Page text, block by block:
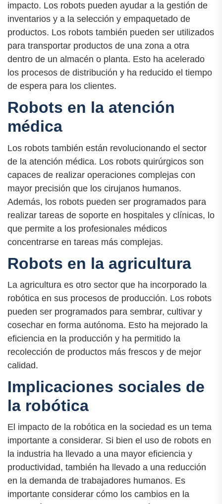
impacto. Los robots pueden ayudar a la gestión de
inventarios y a la selección y empaquetado de
productos. Los robots también pueden ser utilizados
para transportar productos de una zona a otra
dentro de un almacén o planta. Esto ha acelerado
los procesos de distribución y ha reducido el tiempo
de espera para los clientes.
Robots en la atención
médica
Los robots también están revolucionando el sector
de la atención médica. Los robots quirúrgicos son
capaces de realizar operaciones complejas con
mayor precisión que los cirujanos humanos.
Además, los robots pueden ser programados para
realizar tareas de soporte en hospitales y clínicas, lo
que permite a los profesionales médicos
concentrarse en tareas más complejas.
Robots en la agricultura
La agricultura es otro sector que ha incorporado la
robótica en sus procesos de producción. Los robots
pueden ser programados para sembrar, cultivar y
cosechar en forma autónoma. Esto ha mejorado la
eficiencia en la producción y ha permitido la
recolección de productos más frescos y de mejor
calidad.
Implicaciones sociales de
la robótica
El impacto de la robótica en la sociedad es un tema
importante a considerar. Si bien el uso de robots en
la industria ha llevado a una mayor eficiencia y
productividad, también ha llevado a una reducción
en la demanda de trabajadores humanos. Es
importante considerar cómo los cambios en la